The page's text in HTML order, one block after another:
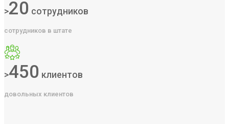
>20 сотрудников
сотрудников в штате
>450 клиентов
довольных клиентов